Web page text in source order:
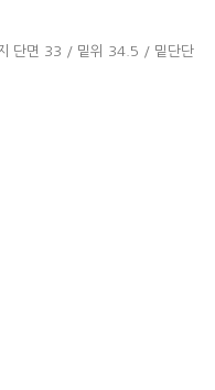
단면 33 / 밑위 34.5 / 밑단단